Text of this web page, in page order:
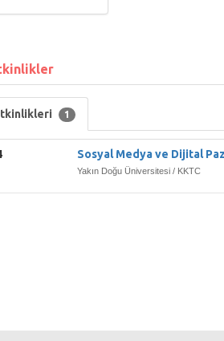
1
Sosyal Medya ve Dijital
Yakın Doğu Üniversitesi / KKTC